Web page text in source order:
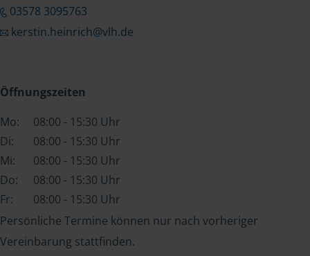
03578 3095763
kerstin.heinrich@vlh.de
Öffnungszeiten
Mo:
08:00 - 15:30 Uhr
Di:
08:00 - 15:30 Uhr
Mi:
08:00 - 15:30 Uhr
Do:
08:00 - 15:30 Uhr
Fr:
08:00 - 15:30 Uhr
Persönliche Termine können nur nach vorheriger
Vereinbarung stattfinden.